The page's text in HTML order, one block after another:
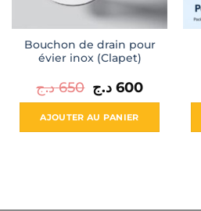
Bouchon de drain pour
évier inox (Clapet)
650 د.ج
Le
prix
initial
était :
600 د.ج
Le
prix
actuel
AJOUTER AU PANIER